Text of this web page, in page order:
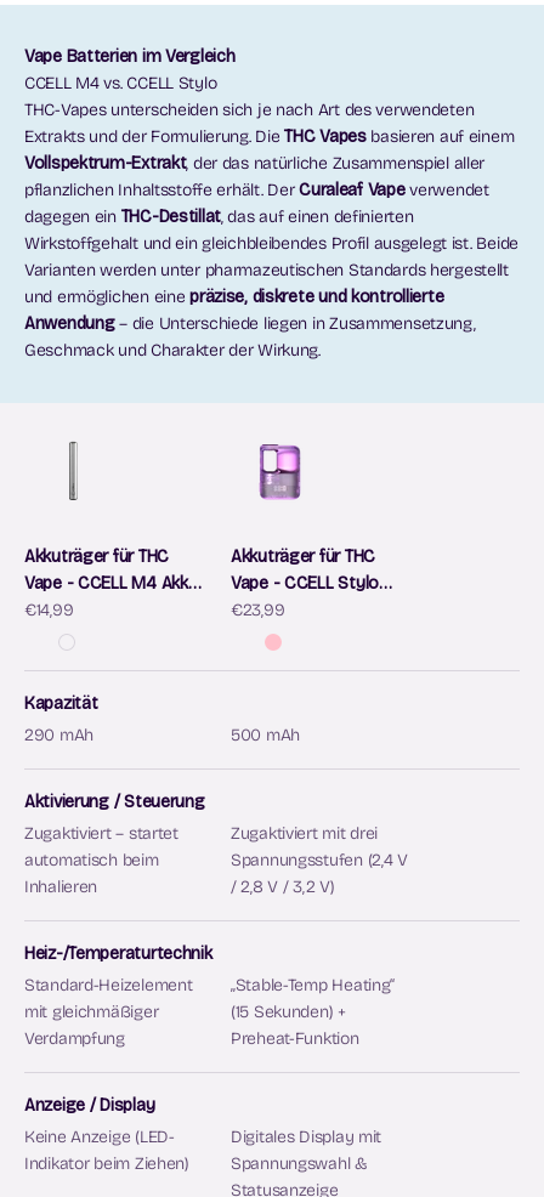
Vape Batterien im Vergleich
CCELL M4 vs. CCELL Stylo
THC-Vapes unterscheiden sich je nach Art des verwendeten
Extrakts und der Formulierung. DieTHC Vapesbasieren auf einem
Vollspektrum-Extrakt, der das natürliche Zusammenspiel aller
pflanzlichen Inhaltsstoffe erhält. DerCuraleaf Vapeverwendet
dagegen ein THC-Destillat, das auf einen definierten
Wirkstoffgehalt und ein gleichbleibendes Profil ausgelegt ist. Beide
Varianten werden unter pharmazeutischen Standards hergestellt
und ermöglichen einepräzise, diskrete und kontrollierte
Anwendung– die Unterschiede liegen in Zusammensetzung,
Geschmack und Charakter der Wirkung.
Akkuträger für THC
Vape - CCELL M4 Akku
– 290mAh mit USB-C
Angebot
€14,99
SilberSchwarz
Weiß
Akkuträger für THC
Vape - CCELL Stylo
Akku – 500mAh mit
USB-C
Angebot
€23,99
Schwarz
BlauPink
Kapazität
290 mAh
500 mAh
Aktivierung / Steuerung
Zugaktiviert – startet
automatisch beim
Inhalieren
Zugaktiviert mit drei
Spannungsstufen (2,4 V
/ 2,8 V / 3,2 V)
Heiz-/Temperaturtechnik
Standard-Heizelement
mit gleichmäßiger
Verdampfung
„Stable-Temp Heating“
(15 Sekunden) +
Preheat-Funktion
Anzeige / Display
Keine Anzeige (LED-
Indikator beim Ziehen)
Digitales Display mit
Spannungswahl &
Statusanzeige